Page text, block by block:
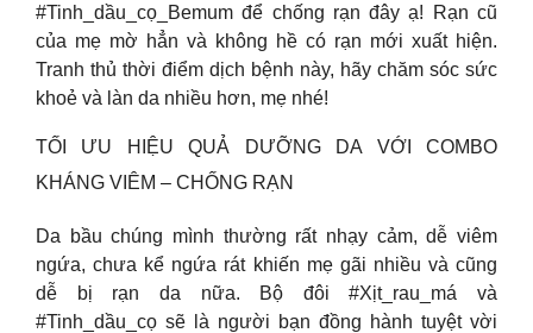
#Tinh_dầu_cọ_Bemum để chống rạn đây ạ! Rạn cũ
của mẹ mờ hẳn và không hề có rạn mới xuất hiện.
Tranh thủ thời điểm dịch bệnh này, hãy chăm sóc sức
khoẻ và làn da nhiều hơn, mẹ nhé!
TỐI ƯU HIỆU QUẢ DƯỠNG DA VỚI COMBO
KHÁNG VIÊM – CHỐNG RẠN
Da bầu chúng mình thường rất nhạy cảm, dễ viêm
ngứa, chưa kể ngứa rát khiến mẹ gãi nhiều và cũng
dễ bị rạn da nữa. Bộ đôi #Xịt_rau_má và
#Tinh_dầu_cọ sẽ là người bạn đồng hành tuyệt vời